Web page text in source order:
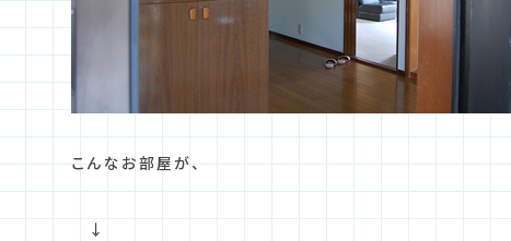
こんなお部屋が、
↓